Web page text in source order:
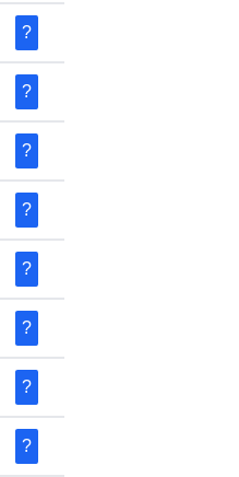
?
?
?
?
?
?
?
?